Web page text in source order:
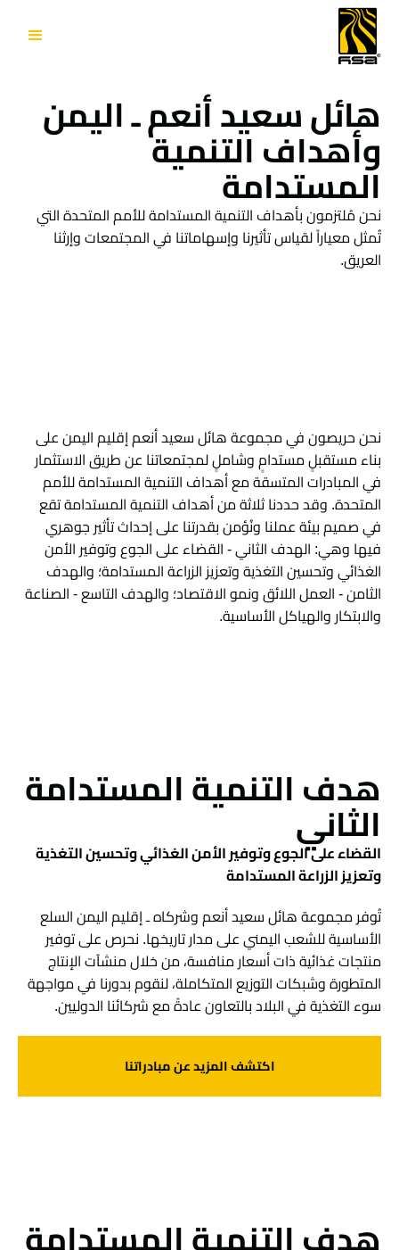
هائل سعيد أنعم ـ اليمن
وأهداف التنمية
المستدامة
نحن مُلتزمون بأهداف التنمية المستدامة للأمم المتحدة التي
تُمثل معياراً لقياس تأثيرنا وإسهاماتنا في المجتمعات وإرثنا
العريق.
نحن حريصون في مجموعة هائل سعيد أنعم إقليم اليمن على
بناء مستقبلٍ مستدامٍ وشاملٍ لمجتمعاتنا عن طريق الاستثمار
في المبادرات المتسقة مع أهداف التنمية المستدامة للأمم
المتحدة. وقد حددنا ثلاثة من أهداف التنمية المستدامة تقع
في صميم بيئة عملنا ونُؤمن بقدرتنا على إحداث تأثير جوهري
فيها وهي: الهدف الثاني - القضاء على الجوع وتوفير الأمن
الغذائي وتحسين التغذية وتعزيز الزراعة المستدامة؛ والهدف
الثامن - العمل اللائق ونمو الاقتصاد؛ والهدف التاسع - الصناعة
والابتكار والهياكل الأساسية.
هدف التنمية المستدامة
الثاني
القضاء على الجوع وتوفير الأمن الغذائي وتحسين التغذية
وتعزيز الزراعة المستدامة
تُوفر مجموعة هائل سعيد أنعم وشركاه ـ إقليم اليمن السلع
الأساسية للشعب اليمني على مدار تاريخها. نحرص على توفير
منتجات غذائية ذات أسعار منافسة، من خلال منشآت الإنتاج
المتطورة وشبكات التوزيع المتكاملة، لنقوم بدورنا في مواجهة
سوء التغذية في البلاد بالتعاون عادةً مع شركائنا الدوليين.
اكتشف المزيد عن مبادراتنا